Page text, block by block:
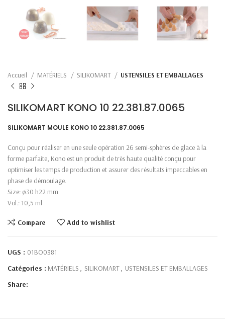
Accueil MATÉRIELS SILIKOMART USTENSILES ET EMBALLAGES
SILIKOMART KONO 10 22.381.87.0065
SILIKOMART MOULE KONO 10 22.381.87.0065
Conçu pour réaliser en une seule opération 26 semi-sphères de glace à la
forme parfaite, Kono est un produit de très haute qualité conçu pour
optimiser les temps de production et assurer des résultats impeccables en
phase de démoulage.
Size: ø30 h22 mm
Vol.: 10,5 ml
Compare Add to wishlist
UGS : 01BO0381
Catégories : MATÉRIELS , SILIKOMART, USTENSILES ET EMBALLAGES
Share: